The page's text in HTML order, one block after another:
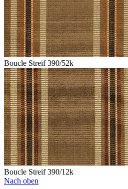
Boucle Streif 390/52k
Boucle Streif 390/12k
Nach oben